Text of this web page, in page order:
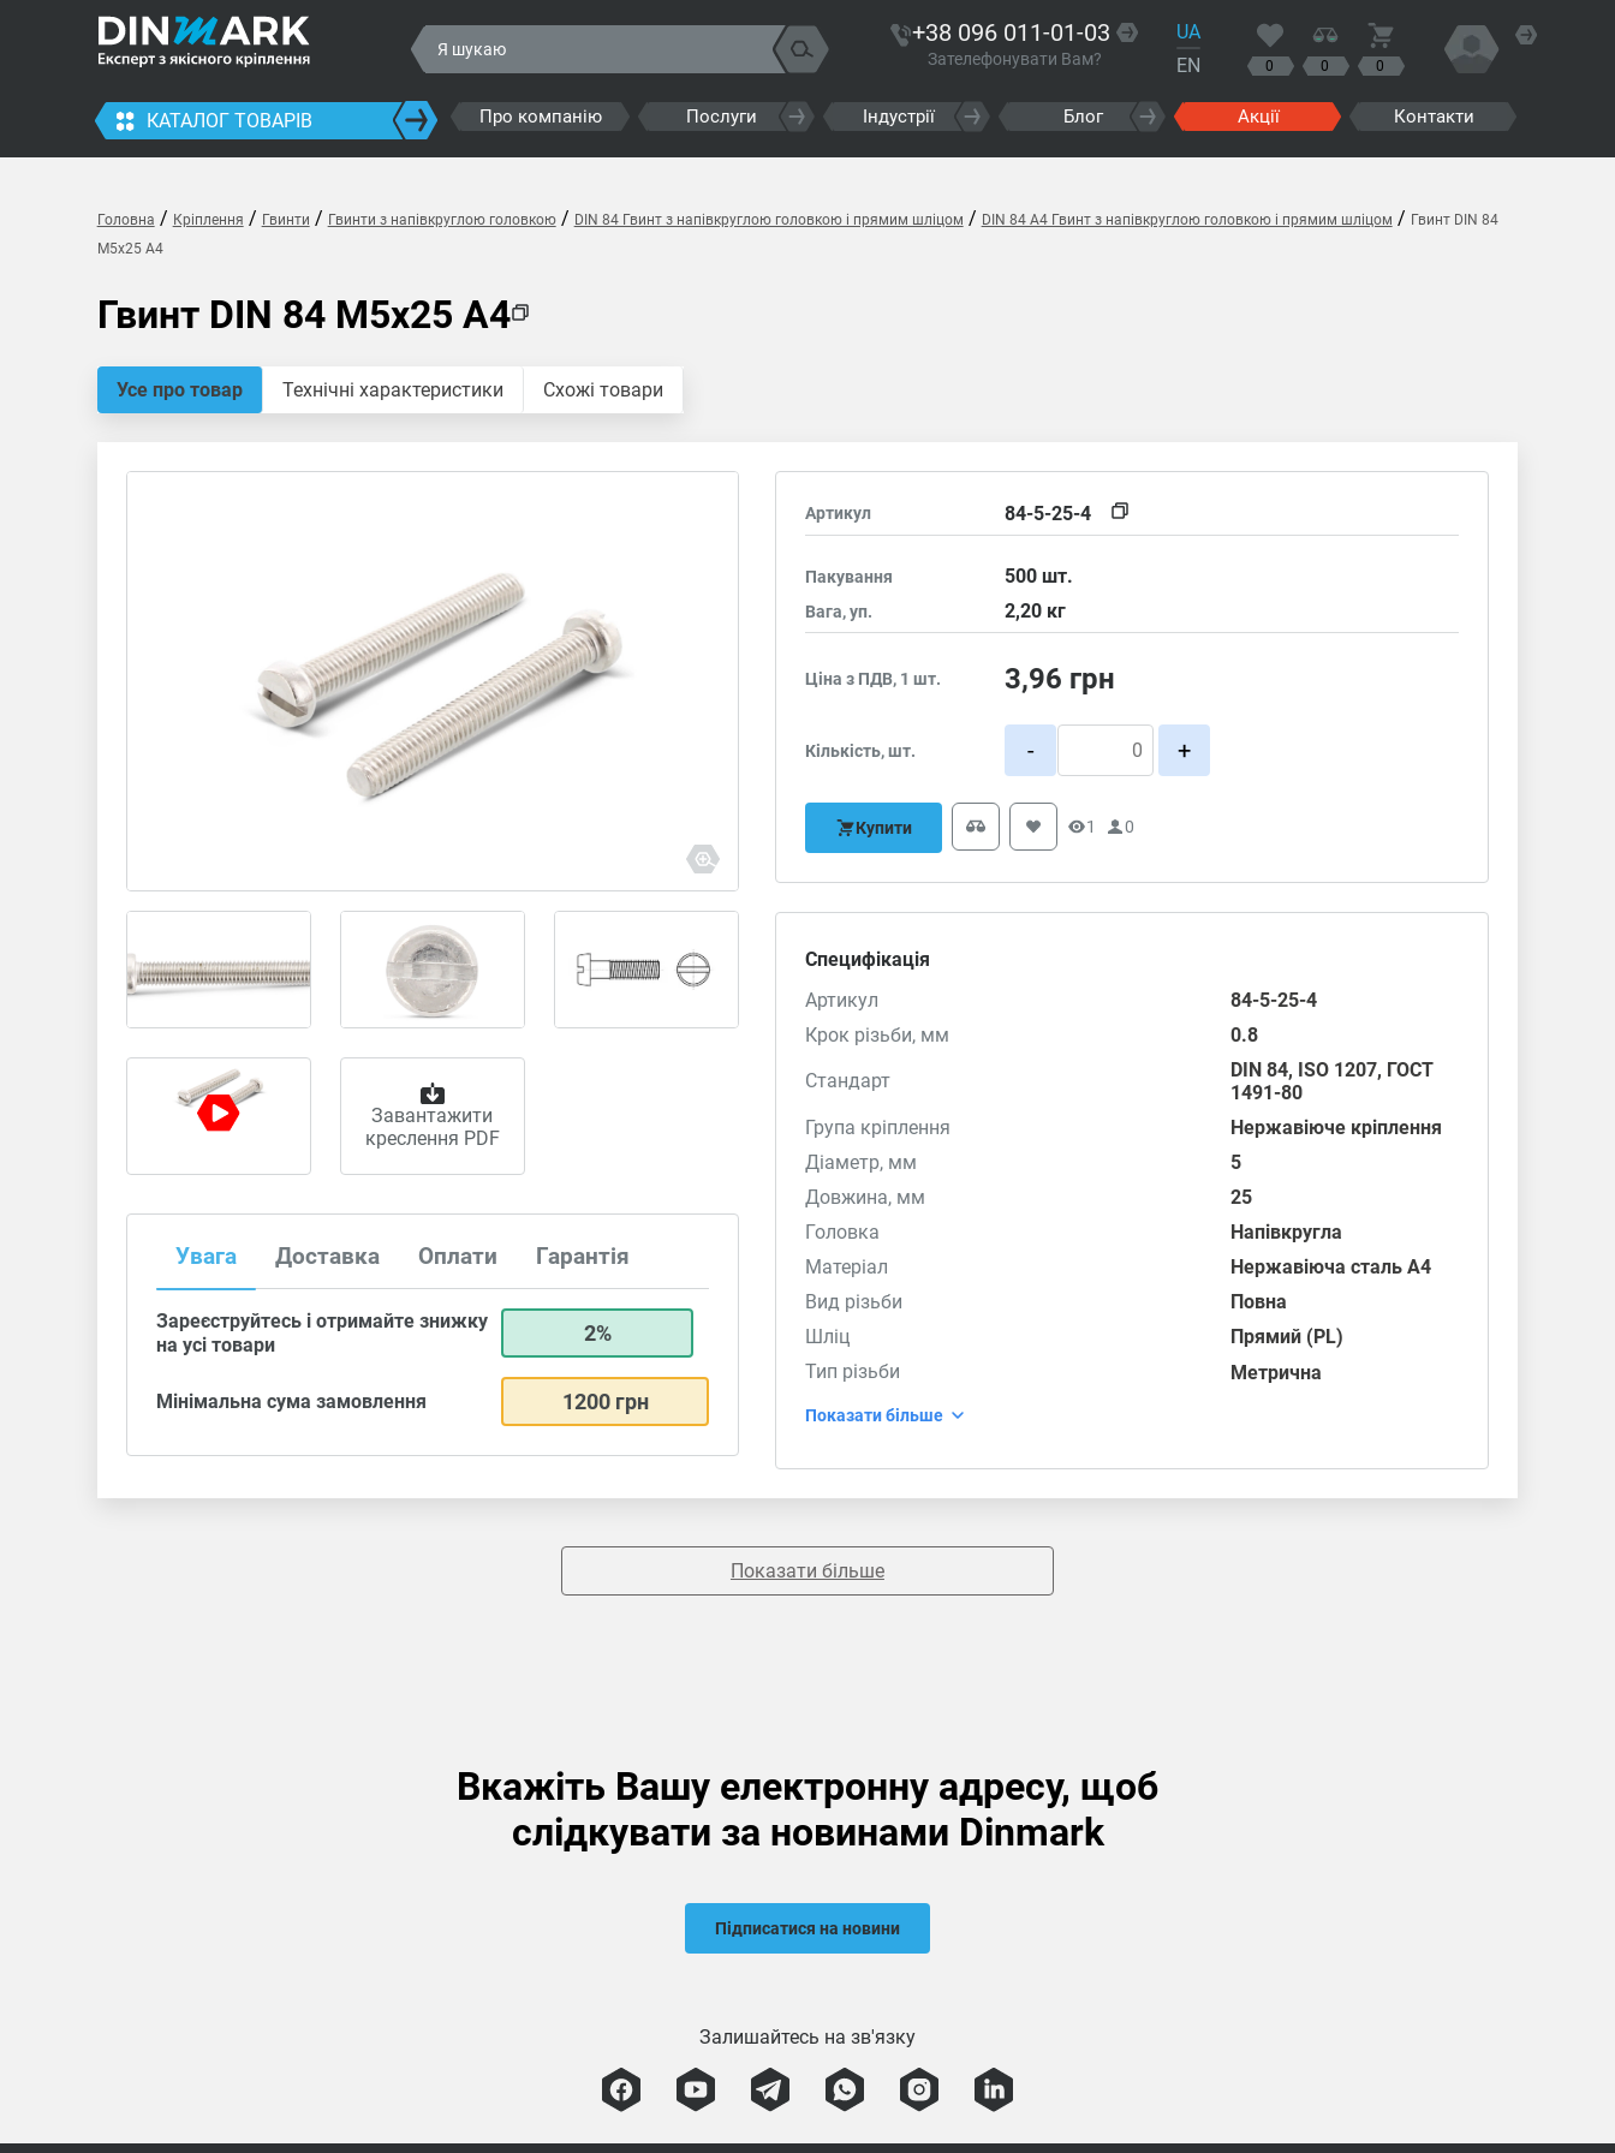
+38 096 011-01-03
Зателефонувати Вам?
UA
EN
0 0 0
КАТАЛОГ ТОВАРІВ Про компанію Послуги Індустрії Блог Акції Контакти
Головна / Кріплення / Гвинти / Гвинти з напівкруглою головкою/ DIN 84 Гвинт з напівкруглою головкою і прямим шліцом / DIN 84 A4 Гвинт з напівкруглою головкою і прямим шліцом / Гвинт DIN 84
M5x25 A4
Гвинт DIN 84 M5x25 A4
Усе про товар Технічні характеристики Схожі товари
Завантажити
креслення PDF
Увага Доставка Оплати Гарантія
Зареєструйтесь і отримайте знижку
на усі товари
2%
Мінімальна сума замовлення 1200 грн
Артикул 84-5-25-4
Пакування 500шт.
Вага, уп. 2,20 кг
Ціна з ПДВ, 1 шт. 3,96 грн
Кількість, шт. - +
Купити 1 0
Специфікація
Артикул
84-5-25-4
Крок різьби, мм
0.8
Стандарт
DIN 84, ISO 1207, ГОСТ
1491-80
Група кріплення
Нержавіюче кріплення
Діаметр, мм
5
Довжина, мм
25
Головка
Напівкругла
Матеріал
Нержавіюча сталь А4
Вид різьби
Повна
Шліц
Прямий (PL)
Тип різьби
Метрична
Показати більше
Показати більше
Вкажіть Вашу електронну адресу, щоб
слідкувати за новинами Dinmark
Підписатися на новини
Залишайтесь на зв'язку